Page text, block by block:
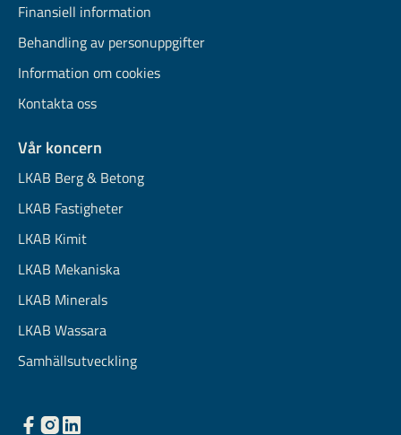
Finansiell information
Behandling av personuppgifter
Information om cookies
Kontakta oss
Vår koncern
LKAB Berg & Betong
LKAB Fastigheter
LKAB Kimit
LKAB Mekaniska
LKAB Minerals
LKAB Wassara
Samhällsutveckling